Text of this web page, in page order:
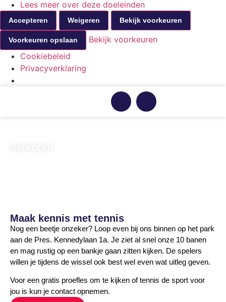
Lees meer over deze doeleinden
Accepteren Weigeren Bekijk voorkeuren
Voorkeuren opslaan
Bekijk voorkeuren
Cookiebeleid
Privacyverklaring
Maak kennis met tennis
Nog een beetje onzeker? Loop even bij ons binnen op het park
aan de Pres. Kennedylaan 1a. Je ziet al snel onze 10 banen
en mag rustig op een bankje gaan zitten kijken. De spelers
willen je tijdens de wissel ook best wel even wat uitleg geven.
Voor een gratis proefles om te kijken of tennis de sport voor
jou is kun je contact opnemen.